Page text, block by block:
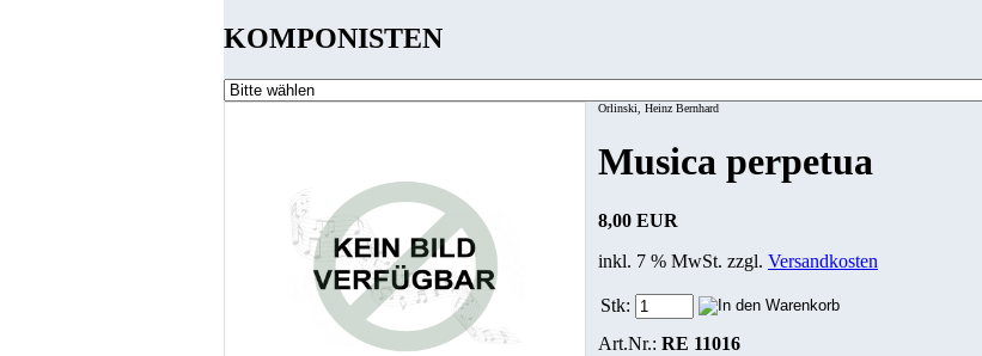
KOMPONISTEN
Orlinski, Heinz Bernhard
Musica perpetua
8,00 EUR
inkl. 7 % MwSt. zzgl. Versandkosten
Stk:
Art.Nr.: RE 11016